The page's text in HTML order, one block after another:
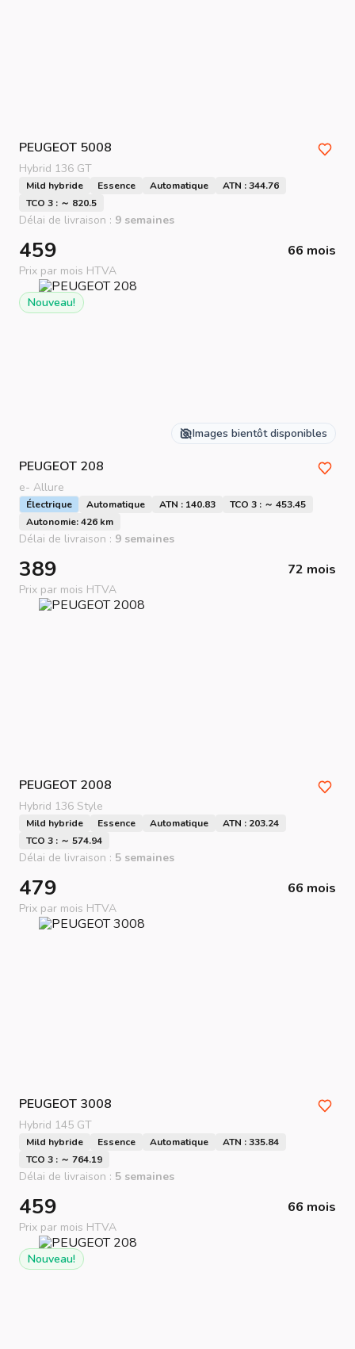
PEUGEOT 5008
Hybrid 136 GT
Mild hybride Essence Automatique
ATN : 344.76
TCO 3 : ～ 820.5
Délai de livraison : 9 semaines
459 66 mois
Prix par mois HTVA
Nouveau!
Images bientôt disponibles
PEUGEOT 208
e- Allure
Électrique Automatique ATN : 140.83
TCO 3 : ～ 453.45
Autonomie: 426 km
Délai de livraison : 9 semaines
389 72 mois
Prix par mois HTVA
PEUGEOT 2008
Hybrid 136 Style
Mild hybride Essence Automatique
ATN : 203.24
TCO 3 : ～ 574.94
Délai de livraison : 5 semaines
479 66 mois
Prix par mois HTVA
PEUGEOT 3008
Hybrid 145 GT
Mild hybride Essence Automatique
ATN : 335.84
TCO 3 : ～ 764.19
Délai de livraison : 5 semaines
459 66 mois
Prix par mois HTVA
Nouveau!